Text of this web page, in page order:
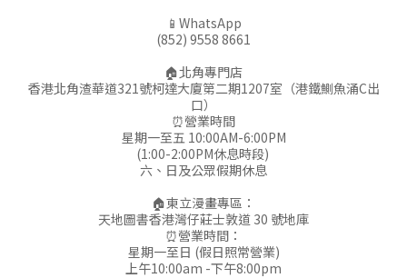
📱WhatsApp
(852) 9558 8661
🏠北角專門店
香港北角渣華道321號柯達大廈第二期1207室（港鐵鰂魚涌C出
口）
⏰營業時間
星期一至五 10:00AM-6:00PM
(1:00-2:00PM休息時段)
六、日及公眾假期休息
🏠東立漫畫專區：
天地圖書香港灣仔莊士敦道 30 號地庫
⏰營業時間：
星期一至日 (假日照常營業)
上午10:00am -下午8:00pm